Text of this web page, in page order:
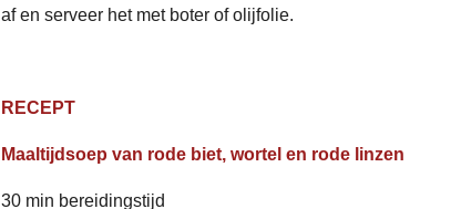
af en serveer het met boter of olijfolie.
RECEPT
Maaltijdsoep van rode biet, wortel en rode linzen
30 min bereidingstijd